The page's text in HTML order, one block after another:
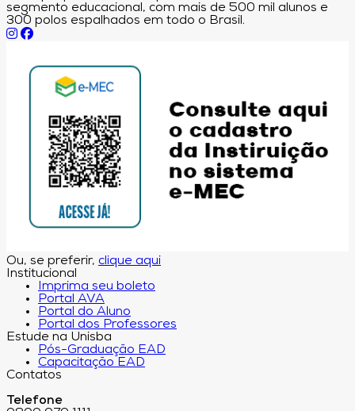
segmento educacional, com mais de 500 mil alunos e
300 polos espalhados em todo o Brasil.
Ou, se preferir, clique aqui
Institucional
Imprima seu boleto
Portal AVA
Portal do Aluno
Portal dos Professores
Estude na Unisba
Pós-Graduação EAD
Capacitação EAD
Contatos
Telefone